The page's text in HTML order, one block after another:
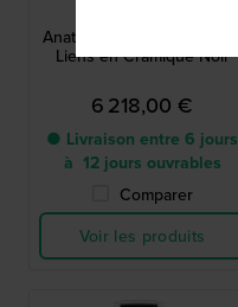
Anatom 24 mm Bracelet de
Liens en Cramique Noir
6 218,00 €
● Livraison entre 6 jours
à 12 jours ouvrables
Comparer
Voir les produits